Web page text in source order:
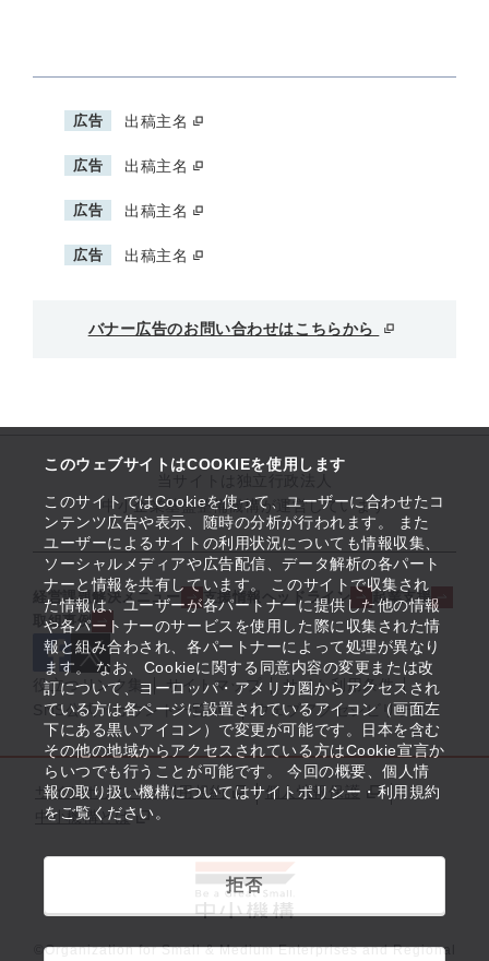
このウェブサイトはCOOKIEを使用します
このサイトではCookieを使って、ユーザーに合わせたコ
ンテンツ広告や表示、随時の分析が行われます。 また
ユーザーによるサイトの利用状況についても情報収集、
ソーシャルメディアや広告配信、データ解析の各パート
ナーと情報を共有しています。 このサイトで収集され
た情報は、ユーザーが各パートナーに提供した他の情報
や各パートナーのサービスを使用した際に収集された情
報と組み合わされ、各パートナーによって処理が異なり
ます。 なお、Cookieに関する同意内容の変更または改
訂について、ヨーロッパ・アメリカ圏からアクセスされ
ている方は各ページに設置されているアイコン（画面左
下にある黒いアイコン）で変更が可能です。日本を含む
その他の地域からアクセスされている方はCookie宣言か
らいつでも行うことが可能です。 今回の概要、個人情
報の取り扱い機構についてはサイトポリシー・利用規約
をご覧ください。
拒否
広告 出稿主名
広告 出稿主名
広告 出稿主名
広告 出稿主名
バナー広告のお問い合わせはこちらから
中小企業基盤整備機構が運営しています
経営課題解決メニュー 支援情報ヘッドライン
起業支援
取組事例
役立つリンク集 サイトマップ
サイト利用条件
SNS公式アカウント一覧
ウェブアクセシビリティ
サイトポリシー・利用規約
個人情報保護
中小機構とは
©Organization for Small & Medium Enterprises and Regional